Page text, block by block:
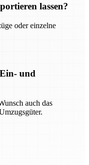
lassen?
oder einzelne
und
auch das